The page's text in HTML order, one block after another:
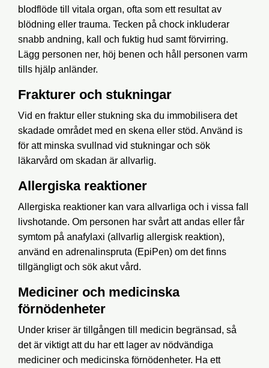
blodflöde till vitala organ, ofta som ett resultat av
blödning eller trauma. Tecken på chock inkluderar
snabb andning, kall och fuktig hud samt förvirring.
Lägg personen ner, höj benen och håll personen varm
tills hjälp anländer.
Frakturer och stukningar
Vid en fraktur eller stukning ska du immobilisera det
skadade området med en skena eller stöd. Använd is
för att minska svullnad vid stukningar och sök
läkarvård om skadan är allvarlig.
Allergiska reaktioner
Allergiska reaktioner kan vara allvarliga och i vissa fall
livshotande. Om personen har svårt att andas eller får
symtom på anafylaxi (allvarlig allergisk reaktion),
använd en adrenalinspruta (EpiPen) om det finns
tillgängligt och sök akut vård.
Mediciner och medicinska
förnödenheter
Under kriser är tillgången till medicin begränsad, så
det är viktigt att du har ett lager av nödvändiga
mediciner och medicinska förnödenheter. Ha ett